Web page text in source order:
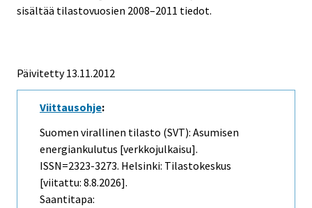
sisältää tilastovuosien 2008–2011 tiedot.
Päivitetty 13.11.2012
Viittausohje:
Suomen virallinen tilasto (SVT): Asumisen
energiankulutus [verkkojulkaisu].
ISSN=2323-3273. Helsinki: Tilastokeskus
[viitattu: 8.8.2026].
Saantitapa: